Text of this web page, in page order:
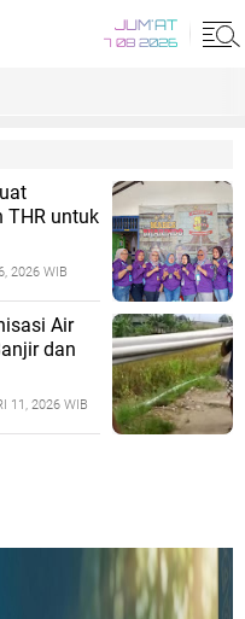
JUM'AT
7 08 2026
THR untuk
2026 WIB
Air
dan
11, 2026 WIB